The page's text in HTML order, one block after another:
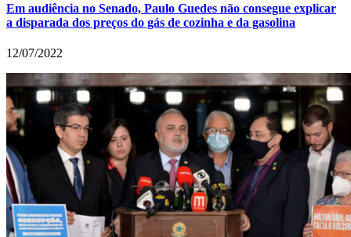
Em audiência no Senado, Paulo Guedes não consegue explicar
a disparada dos preços do gás de cozinha e da gasolina
12/07/2022